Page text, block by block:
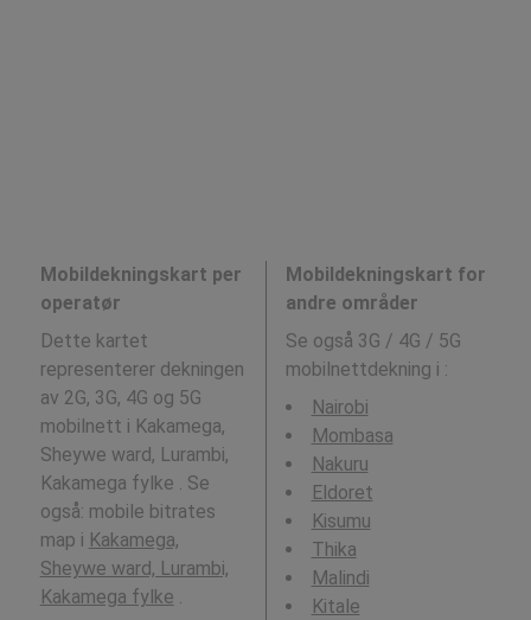
Mobildekningskart per
operatør
Dette kartet
representerer dekningen
av 2G, 3G, 4G og 5G
mobilnett i Kakamega,
Sheywe ward, Lurambi,
Kakamega fylke . Se
også: mobile bitrates
map i Kakamega,
Sheywe ward, Lurambi,
Kakamega fylke .
Mobildekningskart for
andre områder
Se også 3G / 4G / 5G
mobilnettdekning i :
Nairobi
Mombasa
Nakuru
Eldoret
Kisumu
Thika
Malindi
Kitale